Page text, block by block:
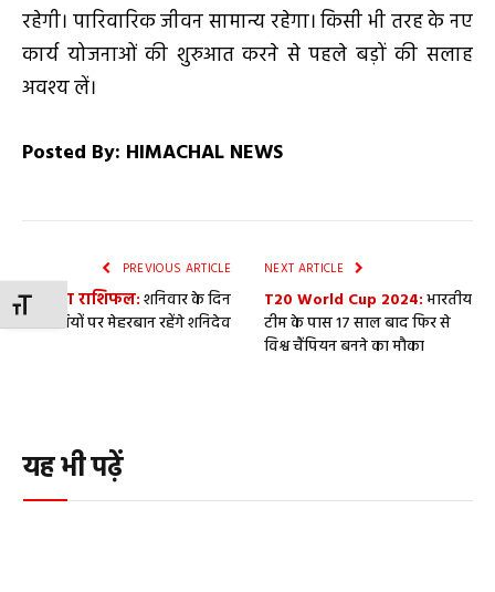
TOGGLE FONT SIZE
रहेगी। पारिवारिक जीवन सामान्य रहेगा। किसी भी तरह के नए
कार्य योजनाओं की शुरुआत करने से पहले बड़ों की सलाह
अवश्य लें।
Posted By: HIMACHAL NEWS
PREVIOUS ARTICLE
आज का राशिफल:शनिवार के दिन
इन राशियों पर मेहरबान रहेंगे शनिदेव
NEXT ARTICLE
T20 World Cup 2024:भारतीय
टीम के पास 17 साल बाद फिर से
विश्व चैंपियन बनने का मौका
यह भी पढ़ें